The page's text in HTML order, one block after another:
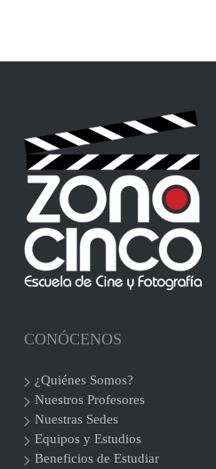
CONÓCENOS
¿Quiénes Somos?
Nuestros Profesores
Nuestras Sedes
Equipos y Estudios
Beneficios de Estudiar